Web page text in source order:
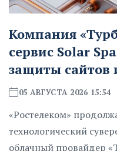
Компания
сервис Solar
защиты сайтов
05 АВГУСТА 2026 15:54
«Ростелеком»
технологический
облачный провайдер